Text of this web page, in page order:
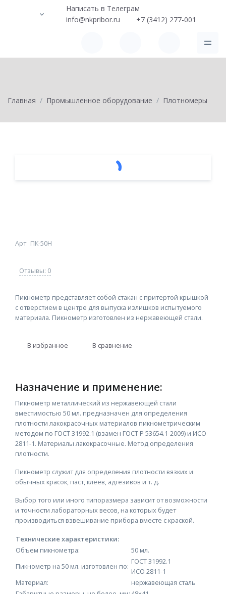
Написать в Телеграм
info@nkpribor.ru
+7 (3412) 277-001
Главная Промышленное оборудование Плотномеры
Арт ПК-50Н
Отзывы: 0
Пикнометр представляет собой стакан с притертой крышкой
с отверстием в центре для выпуска излишков испытуемого
материала. Пикнометр изготовлен из нержавеющей стали.
В избранное В сравнение
Назначение и применение:
Пикнометр металлический из нержавеющей стали
вместимостью 50 мл. предназначен для определения
плотности лакокрасочных материалов пикнометрическим
методом по ГОСТ 31992.1 (взамен ГОСТ Р 53654.1-2009) и ИСO
2811-1. Материалы лакокрасочные. Метод определения
плотности.
Пикнометр служит для определения плотности вязких и
обычных красок, паст, клеев, адгезивов и т. д.
Выбор того или иного типоразмера зависит от возможности
и точности лабораторных весов, на которых будет
производиться взвешивание прибора вместе с краской.
Технические характеристики:
Объем пикнометра:
50 мл.
Пикнометр на 50 мл. изготовлен по:
ГОСТ 31992.1
ИСO 2811-1
Материал:
нержавеющая сталь